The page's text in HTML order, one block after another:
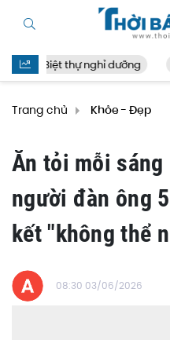
Biệt thự nghỉ dưỡng
Trang chủ Khỏe - Đẹp
Ăn tỏi mỗi
người đàn ông
kết "không thể
08:30 03/06/2026